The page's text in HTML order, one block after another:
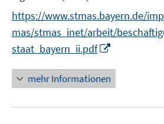
ö
f
f
e
n
https://www.stmas.bayern.de/
mas/stmas_inet/arbeit/
staat_bayern_ii.pdf
e
u
mehr Informationen